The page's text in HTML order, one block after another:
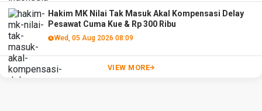
Hakim MK Nilai Tak Masuk Akal Kompensasi Delay
Pesawat Cuma Kue & Rp 300 Ribu
Wed, 05 Aug 2026 08:09
VIEW MORE